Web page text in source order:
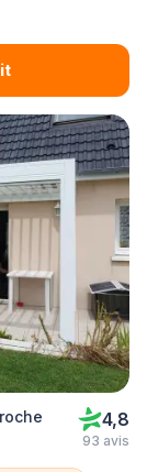
4,8
93 avis